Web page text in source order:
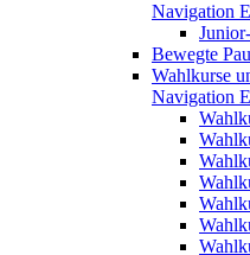
Navigation
Bewegte
Wahlkurse
Navigation